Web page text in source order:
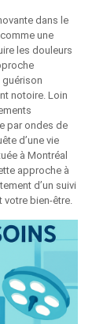
dans le
une
les douleurs
guérison
notoire. Loin
par ondes de
d’une vie
à Montréal
approche à
d’un suivi
bien-être.